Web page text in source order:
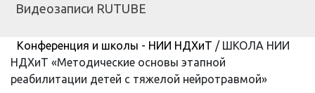
Видеозаписи RUTUBE
Конференция и школы - НИИ НДХиТ / ШКОЛА НИИ
НДХиТ «Методические основы этапной
реабилитации детей с тяжелой нейротравмой»